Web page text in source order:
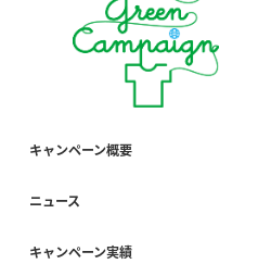
キャンペーン概要
ニュース
キャンペーン実績